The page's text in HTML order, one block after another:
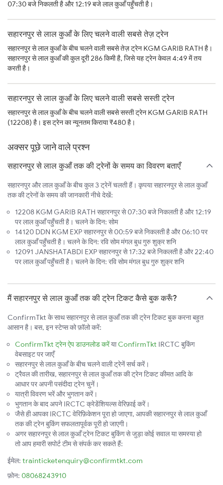
07:30 बजे निकलती है और 12:19 बजे लाल कुआँ पहुँचती है।
सहारनपुर से लाल कुआँ के लिए चलने वाली सबसे तेज़ ट्रेन
सहारनपुर से लाल कुआँ के बीच चलने वाली सबसे तेज़ ट्रेन KGM GARIB RATH है।
सहारनपुर से लाल कुआँ की कुल दूरी 286 किमी है, जिसे यह ट्रेन केवल 4:49 में तय
करती है।
सहारनपुर से लाल कुआँ के लिए चलने वाली सबसे सस्ती ट्रेन
सहारनपुर से लाल कुआँ के बीच चलने वाली सबसे सस्ती ट्रेन KGM GARIB RATH
(12208) है। इस ट्रेन का न्यूनतम किराया ₹480 है।
अक्सर पूछे जाने वाले प्रश्न
सहारनपुर से लाल कुआँ तक की ट्रेनों के समय का विवरण बताएँ
सहारनपुर और लाल कुआँ के बीच कुल 3 ट्रेनें चलती हैं। कृपया सहारनपुर से लाल कुआँ
तक की ट्रेनों के समय की जानकारी नीचे देखें:
12208 KGM GARIB RATH सहारनपुर से 07:30 बजे निकलती है और 12:19
पर लाल कुआँ पहुँचती है। चलने के दिन: सोम
14120 DDN KGM EXP सहारनपुर से 00:59 बजे निकलती है और 06:10 पर
लाल कुआँ पहुँचती है। चलने के दिन: रवि सोम मंगल बुध गुरु शुक्र शनि
12091 JANSHATABDI EXP सहारनपुर से 17:32 बजे निकलती है और 22:40
पर लाल कुआँ पहुँचती है। चलने के दिन: रवि सोम मंगल बुध गुरु शुक्र शनि
मैं सहारनपुर से लाल कुआँ तक की ट्रेन टिकट कैसे बुक करूँ?
ConfirmTkt के साथ सहारनपुर से लाल कुआँ तक की ट्रेन टिकट बुक करना बहुत
आसान है। बस, इन स्टेप्स को फ़ॉलो करें:
ConfirmTkt ट्रेन ऐप डाउनलोड करेंयाConfirmTkt IRCTC बुकिंग
वेबसाइट पर जाएँ
सहारनपुर से लाल कुआँ के बीच चलने वाली ट्रेनें सर्च करें।
ट्रैवल की तारीख, सहारनपुर से लाल कुआँ तक की ट्रेन टिकट कीमत आदि के
आधार पर अपनी पसंदीदा ट्रेन चुनें।
यात्री विवरण भरें और भुगतान करें।
भुगतान के बाद अपने IRCTC क्रेडेंशियल्स वेरिफ़ाई करें।
जैसे ही आपका IRCTC वेरिफ़िकेशन पूरा हो जाएगा, आपकी सहारनपुर से लाल कुआँ
तक की ट्रेन बुकिंग सफलतापूर्वक पूरी हो जाएगी।
अगर सहारनपुर से लाल कुआँ ट्रेन टिकट बुकिंग से जुड़ा कोई सवाल या समस्या हो
तो आप हमारी सपोर्ट टीम से संपर्क कर सकते हैं:
ईमेल: trainticketenquiry@confirmtkt.com
फ़ोन: 08068243910